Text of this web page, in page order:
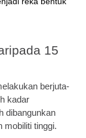
15
berjuta-
kadar
dibangunkan
mobiliti tinggi.